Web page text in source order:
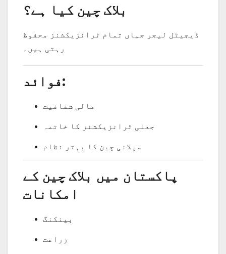
بلاک چین کیا ہے؟
ڈیجیٹل لیجر جہاں تمام ٹرانزیکشنز محفوظ
رہتی ہیں۔
فوائد:
مالی شفافیت
جعلی ٹرانزیکشنز کا خاتمہ
سپلائی چین کا بہتر نظام
پاکستان میں بلاک چین کے
امکانات
بینکنگ
زراعت